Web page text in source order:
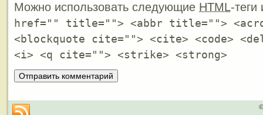
Можно использовать следующие HTML-
href="" title=""> <abbr title="">
<blockquote cite=""> <cite> <code>
<i> <q cite=""> <strike> <strong>